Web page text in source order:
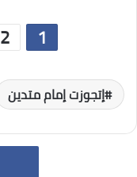
1
2
إتجوزت إمام متدين